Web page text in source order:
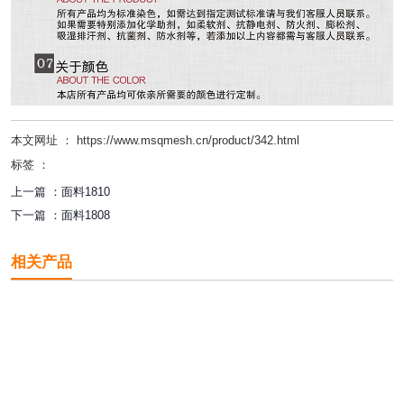
本文网址 ： https://www.msqmesh.cn/product/342.html
标签 ：
上一篇 ： 面料1810
下一篇 ： 面料1808
相关产品